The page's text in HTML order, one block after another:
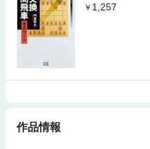
1,257
作品情報